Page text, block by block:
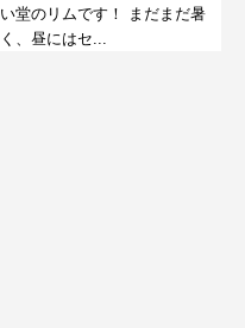
い堂のリムです！ まだまだ暑
く、昼にはセ...